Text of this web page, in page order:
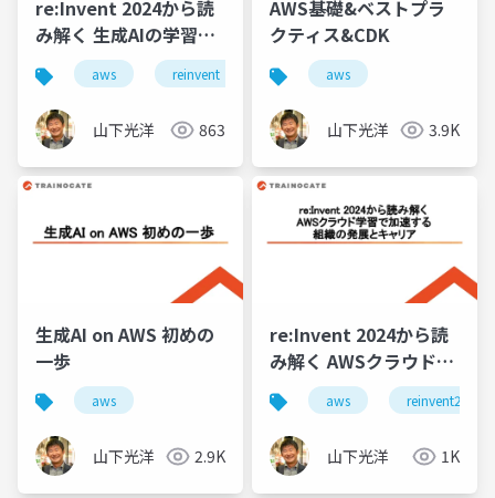
re:Invent 2024から読
み解く 生成AIの学習に
より広がる ビジネスの
可能性
aws reinvent
山下光洋 863
AWS基礎&ベストプラ
クティス&CDK
aws
山下光洋 3.9K
生成AI on AWS 初めの
一歩
aws
山下光洋 2.9K
re:Invent 2024から読
み解く AWSクラウド学
習で加速する 組織の発
展とキャリア
aws reinvent2024
山下光洋 1K